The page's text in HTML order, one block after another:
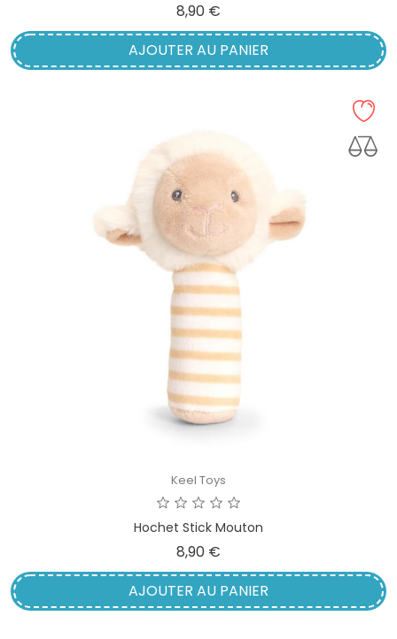
8,90 €
AJOUTER AU PANIER
Keel Toys
Hochet Stick Mouton
8,90 €
AJOUTER AU PANIER